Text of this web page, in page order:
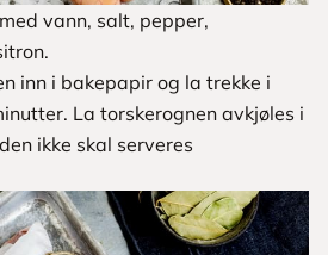
vann, salt, pepper,
inn i bakepapir og la trekke i
La torskerognen avkjøles i
ikke skal serveres